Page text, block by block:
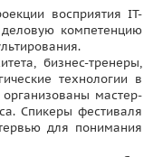
восприятия IT-
компетенцию
бизнес-тренеры,
технологии в
мастер-
Спикеры фестиваля
для понимания